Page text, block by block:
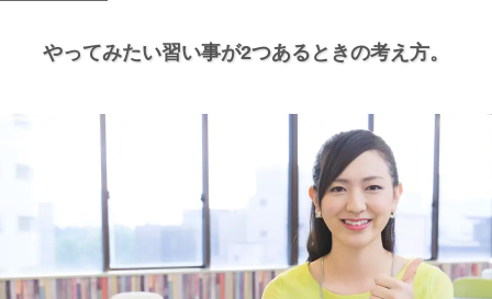
やってみたい習い事が2つあるときの考え方。